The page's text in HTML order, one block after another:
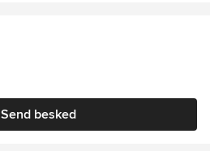
Send besked